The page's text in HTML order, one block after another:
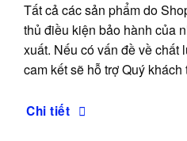
Tất cả các sản phẩm do
thủ điều kiện bảo hành của
xuất. Nếu có vấn đề về chất
cam kết sẽ hỗ trợ Quý khách
Chi tiết